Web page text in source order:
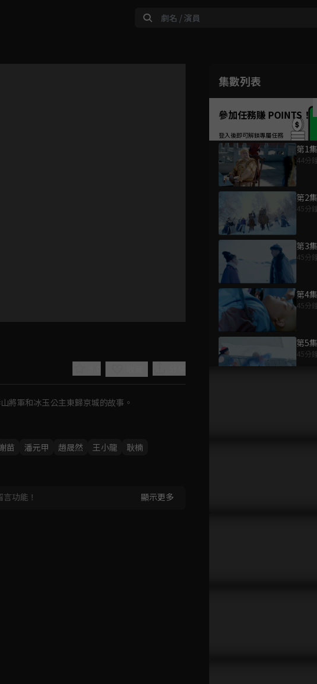
集數列表
參加任務賺 POINTS！
第1集
44分
第2集
45分
第3集
45分
第4集
45分
第5集
45分
將軍和冰玉公主東歸京城的故事。
苗 潘元甲 趙晟然 王小龍 耿楠
功能！ 顯示更多
為您推薦